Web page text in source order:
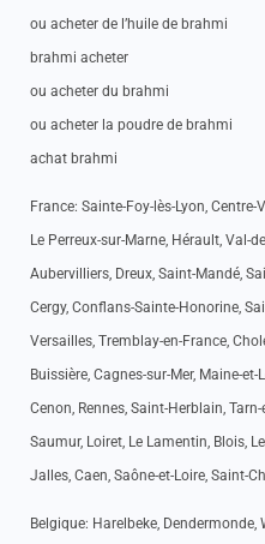
ou acheter de l’huile de brahmi
brahmi acheter
ou acheter du brahmi
ou acheter la poudre de brahmi
achat brahmi
France: Sainte-Foy-lès-Lyon,
Le Perreux-sur-Marne, Hérault, Val-
Aubervilliers, Dreux, Saint-Mandé,
Cergy, Conflans-Sainte-Honorine,
Versailles, Tremblay-en-France,
Buissière, Cagnes-sur-Mer, Maine-
Cenon, Rennes, Saint-Herblain,
Saumur, Loiret, Le Lamentin, Blois,
Jalles, Caen, Saône-et-Loire, Saint-
Belgique: Harelbeke, Dendermonde,